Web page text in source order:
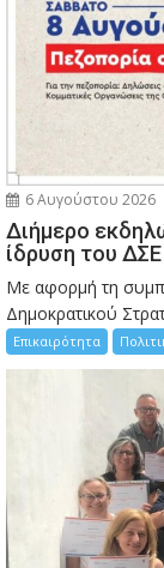
6 Αυγούστου 2026
Διήμερο
ίδρυση του ΔΣΕ
Με αφορμή τη
Δημοκρατικού
Επικαιρότητα